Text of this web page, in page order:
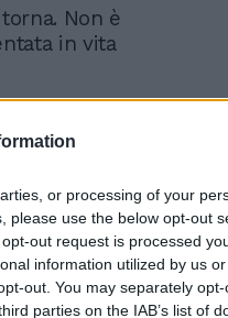
or processing of your
please use the below opt-out
out request is processed
information utilized by us
out. You may separately
parties on the IAB’s list of
Non è
in vita
la
No